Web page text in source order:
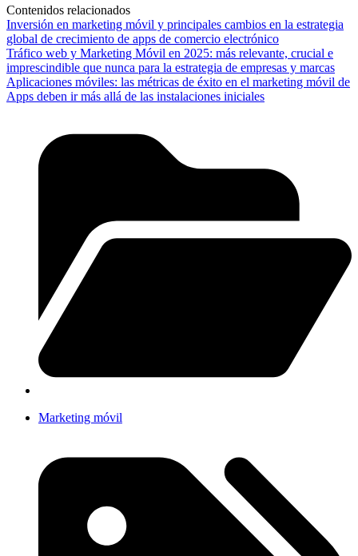
Contenidos relacionados
Inversión en marketing móvil y principales cambios en la estrategia
global de crecimiento de apps de comercio electrónico
Tráfico web y Marketing Móvil en 2025: más relevante, crucial e
imprescindible que nunca para la estrategia de empresas y marcas
Aplicaciones móviles: las métricas de éxito en el marketing móvil de
Apps deben ir más allá de las instalaciones iniciales
Marketing móvil